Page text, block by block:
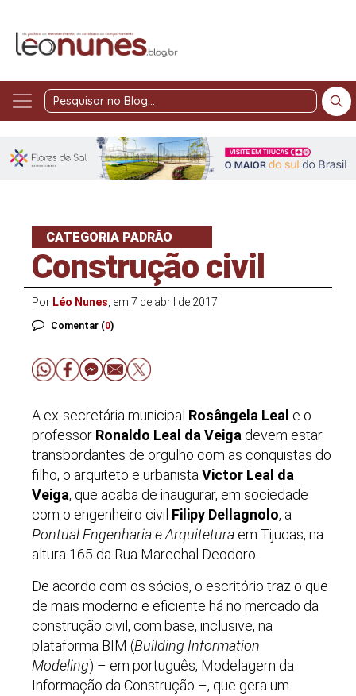
Pesquisar
Blog
CATEGORIA PADRÃO
Construção civil
Por Léo Nunes , em 7 de abril de 2017
Comentar (0)
A ex-secretária municipal Rosângela Leal e o
professor Ronaldo Leal da Veiga devem estar
transbordantes de orgulho com as conquistas do
filho, o arquiteto e urbanista Victor Leal da
Veiga, que acaba de inaugurar, em sociedade
com o engenheiro civil Filipy Dellagnolo, a
Pontual Engenharia e Arquitetura em Tijucas, na
altura 165 da Rua Marechal Deodoro.
De acordo com os sócios, o escritório traz o que
de mais moderno e eficiente há no mercado da
construção civil, com base, inclusive, na
plataforma BIM (Building Information
Modeling) – em português, Modelagem da
Informação da Construção –, que gera um